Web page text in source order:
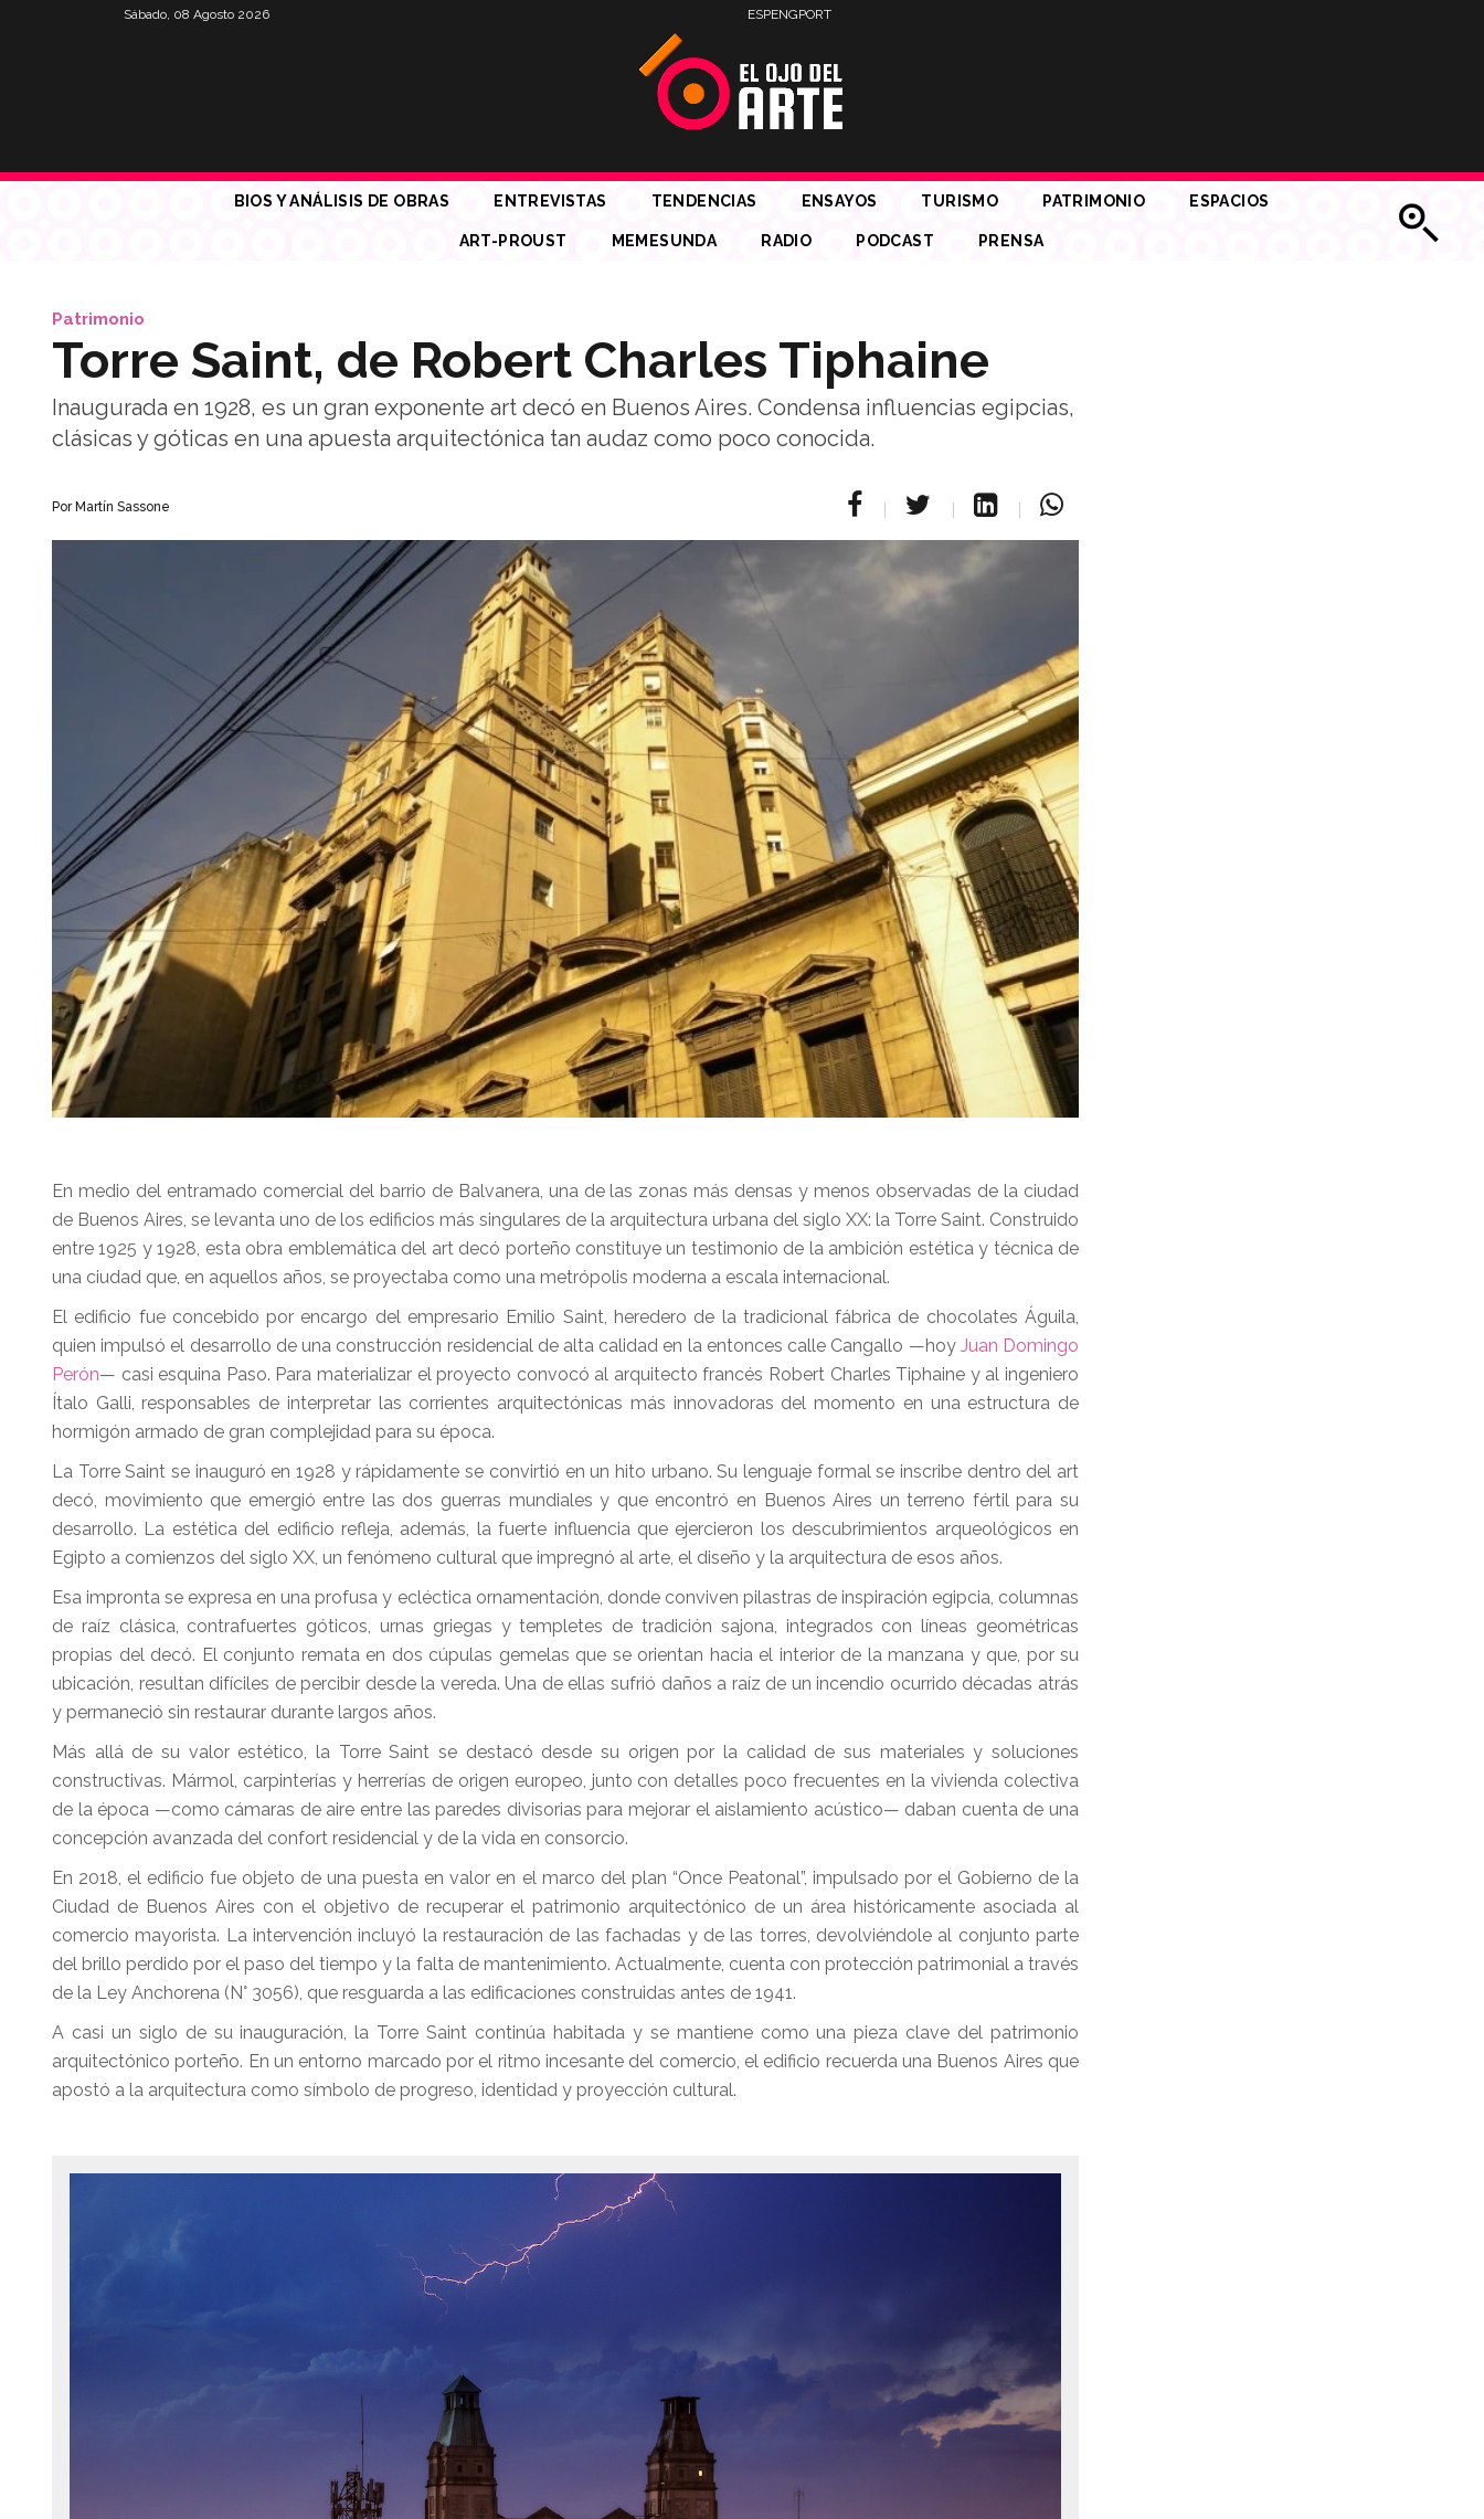
Sábado, 08 Agosto 2026 ESPENGPORT
BIOS Y ANÁLISIS DE OBRAS ENTREVISTAS TENDENCIAS ENSAYOS TURISMO PATRIMONIO ESPACIOS
ART-PROUST MEMESUNDA RADIO PODCAST PRENSA
Patrimonio
Torre Saint, de Robert Charles Tiphaine
Inaugurada en 1928, es un gran exponente art decó en Buenos Aires. Condensa influencias egipcias,
clásicas y góticas en una apuesta arquitectónica tan audaz como poco conocida.
Por Martín Sassone
En medio del entramado comercial del barrio de Balvanera, una de las zonas más densas y menos observadas de la ciudad
de Buenos Aires, se levanta uno de los edificios más singulares de la arquitectura urbana del siglo XX: la Torre Saint. Construido
entre 1925 y 1928, esta obra emblemática del art decó porteño constituye un testimonio de la ambición estética y técnica de
una ciudad que, en aquellos años, se proyectaba como una metrópolis moderna a escala internacional.
El edificio fue concebido por encargo del empresario Emilio Saint, heredero de la tradicional fábrica de chocolates Águila,
quien impulsó el desarrollo de una construcción residencial de alta calidad en la entonces calle Cangallo —hoy Juan Domingo
Perón— casi esquina Paso. Para materializar el proyecto convocó al arquitecto francés Robert Charles Tiphaine y al ingeniero
Ítalo Galli, responsables de interpretar las corrientes arquitectónicas más innovadoras del momento en una estructura de
hormigón armado de gran complejidad para su época.
La Torre Saint se inauguró en 1928 y rápidamente se convirtió en un hito urbano. Su lenguaje formal se inscribe dentro del art
decó, movimiento que emergió entre las dos guerras mundiales y que encontró en Buenos Aires un terreno fértil para su
desarrollo. La estética del edificio refleja, además, la fuerte influencia que ejercieron los descubrimientos arqueológicos en
Egipto a comienzos del siglo XX, un fenómeno cultural que impregnó al arte, el diseño y la arquitectura de esos años.
Esa impronta se expresa en una profusa y ecléctica ornamentación, donde conviven pilastras de inspiración egipcia, columnas
de raíz clásica, contrafuertes góticos, urnas griegas y templetes de tradición sajona, integrados con líneas geométricas
propias del decó. El conjunto remata en dos cúpulas gemelas que se orientan hacia el interior de la manzana y que, por su
ubicación, resultan difíciles de percibir desde la vereda. Una de ellas sufrió daños a raíz de un incendio ocurrido décadas atrás
y permaneció sin restaurar durante largos años.
Más allá de su valor estético, la Torre Saint se destacó desde su origen por la calidad de sus materiales y soluciones
constructivas. Mármol, carpinterías y herrerías de origen europeo, junto con detalles poco frecuentes en la vivienda colectiva
de la época —como cámaras de aire entre las paredes divisorias para mejorar el aislamiento acústico— daban cuenta de una
concepción avanzada del confort residencial y de la vida en consorcio.
En 2018, el edificio fue objeto de una puesta en valor en el marco del plan “Once Peatonal”, impulsado por el Gobierno de la
Ciudad de Buenos Aires con el objetivo de recuperar el patrimonio arquitectónico de un área históricamente asociada al
comercio mayorista. La intervención incluyó la restauración de las fachadas y de las torres, devolviéndole al conjunto parte
del brillo perdido por el paso del tiempo y la falta de mantenimiento. Actualmente, cuenta con protección patrimonial a través
de la Ley Anchorena (N° 3056), que resguarda a las edificaciones construidas antes de 1941.
A casi un siglo de su inauguración, la Torre Saint continúa habitada y se mantiene como una pieza clave del patrimonio
arquitectónico porteño. En un entorno marcado por el ritmo incesante del comercio, el edificio recuerda una Buenos Aires que
apostó a la arquitectura como símbolo de progreso, identidad y proyección cultural.